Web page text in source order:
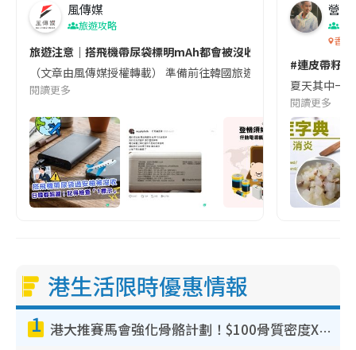
風傳媒
旅遊攻略
旅遊注意｜搭飛機帶尿袋標明mAh都會被沒收😱出發前切記檢查
（文章由風傳媒授權轉載） 準備前往韓國旅遊的民眾，近期要
閱讀更多
營養
香港
#連皮帶籽
夏天其中一
閱讀更多
港生活限時優惠情報
1 港大推賽馬會強化骨骼計劃！$100骨質密度X光檢查 完成免費運動訓練送超市禮券！附參加資格